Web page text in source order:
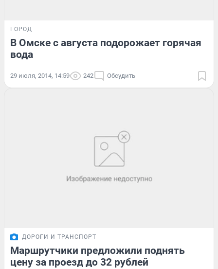
ГОРОД
В Омске с августа подорожает горячая
вода
29 июля, 2014, 14:59 242 Обсудить
ДОРОГИ И ТРАНСПОРТ
Маршрутчики предложили поднять
цену за проезд до 32 рублей